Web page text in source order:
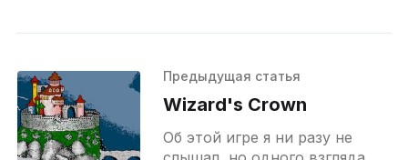
Предыдущая статья
Wizard's Crown
Об этой игре я ни разу не